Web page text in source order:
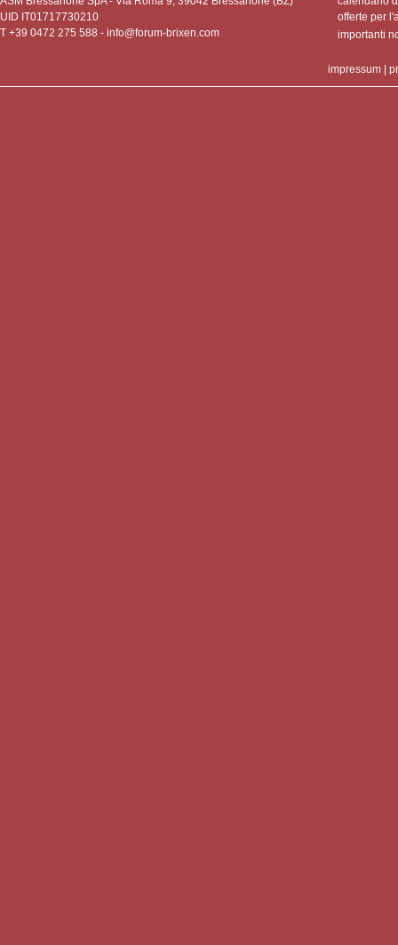
UID IT01717730210
T +39 0472 275 588 - info@forum-brixen.com
offerte per
importanti
impressum